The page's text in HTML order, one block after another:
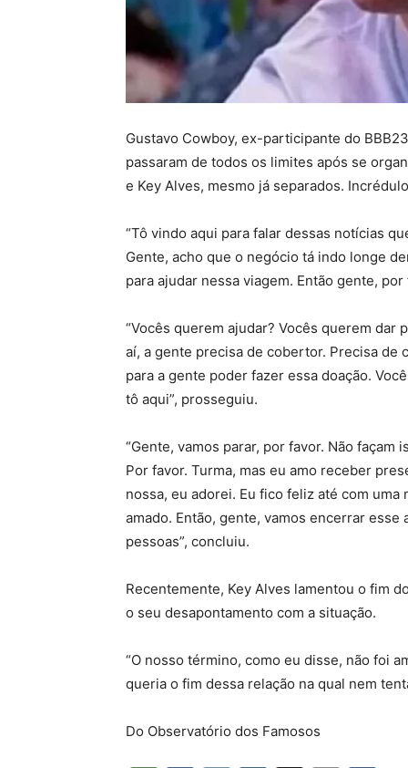
Gustavo Cowboy, ex-participante do
passaram de todos os limites após se
e Key Alves, mesmo já separados.
“Tô vindo aqui para falar dessas notícias
Gente, acho que o negócio tá indo longe
para ajudar nessa viagem. Então gente,
“Vocês querem ajudar? Vocês querem
aí, a gente precisa de cobertor. Precisa de
para a gente poder fazer essa doação.
tô aqui”, prosseguiu.
“Gente, vamos parar, por favor. Não
Por favor. Turma, mas eu amo receber
nossa, eu adorei. Eu fico feliz até com
amado. Então, gente, vamos encerrar
pessoas”, concluiu.
Recentemente, Key Alves lamentou o fim
o seu desapontamento com a situação.
“O nosso término, como eu disse, não foi
queria o fim dessa relação na qual nem
Do Observatório dos Famosos